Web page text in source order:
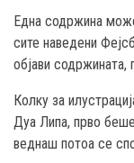
Една содржина
сите наведени
објави содржината,
Колку за
Дуа Липа, прво
веднаш потоа се